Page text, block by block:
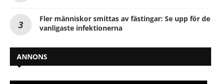
Fler människor smittas av fästingar: Se upp för de
vanligaste infektionerna
ANNONS